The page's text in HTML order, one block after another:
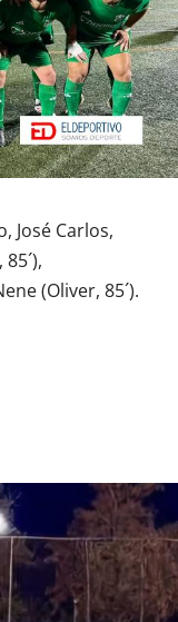
José Carlos,
(Oliver, 85´).